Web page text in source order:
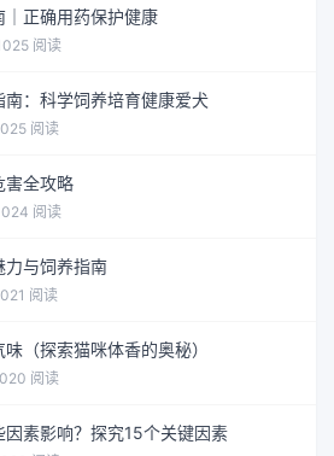
｜正确用药保护健康
阅读
南：科学饲养培育健康爱犬
阅读
害全攻略
阅读
力与饲养指南
阅读
（探索猫咪体香的奥秘）
阅读
素影响？探究15个关键因素